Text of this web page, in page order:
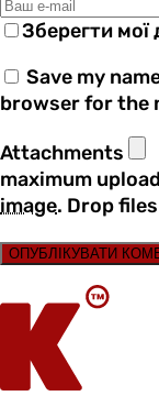
Зберегти мої
Save my
browser for the
Attachments
maximum
image. Drop
ОПУБЛІКУВАТИ